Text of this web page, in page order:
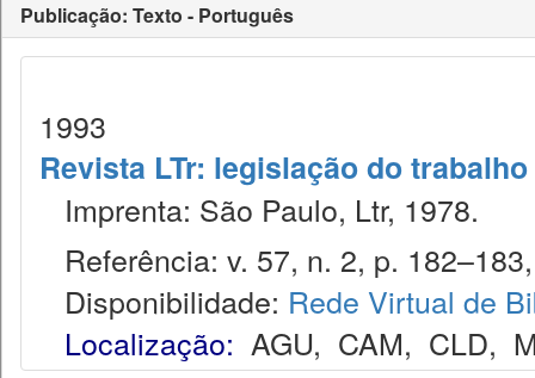
Publicação: Texto - Português
1993
Revista LTr: legislação do trabalho
Imprenta: São Paulo, Ltr, 1978.
Referência: v. 57, n. 2, p.
Disponibilidade: Rede Virtual de
Localização: AGU, CAM, CLD,